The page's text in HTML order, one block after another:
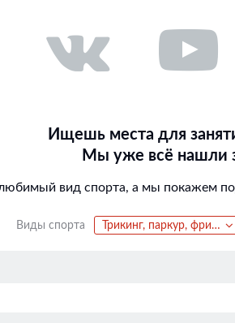
Ищешь места для
Мы уже всё нашли
вид спорта, а мы покажем
Виды спорта Трикинг, паркур, фриран, акрострит